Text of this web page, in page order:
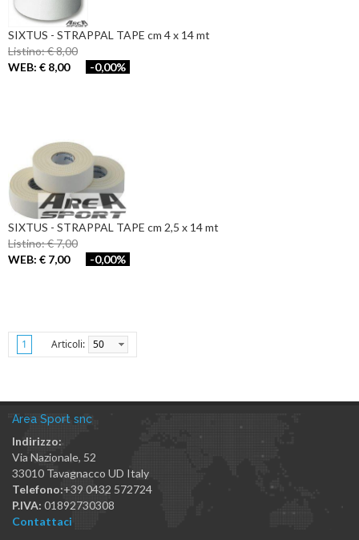
SIXTUS - STRAPPAL TAPE cm 4 x 14 mt
Listino: € 8,00
WEB: € 8,00
-0,00%
SIXTUS - STRAPPAL TAPE cm 2,5 x 14 mt
Listino: € 7,00
WEB: € 7,00
-0,00%
1 Articoli: 50
Area Sport snc
Indirizzo:
Via Nazionale, 52
33010 Tavagnacco UD Italy
Telefono:+39 0432 572724
P.IVA: 01892730308
Contattaci